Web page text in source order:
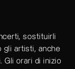
sostituirli
gli artisti, anche
Gli orari di inizio